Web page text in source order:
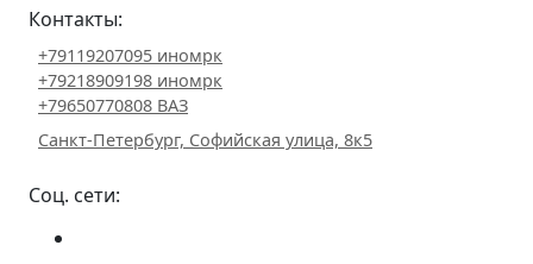
Контакты:
+79119207095 иномрк
+79218909198 иномрк
+79650770808 ВАЗ
Санкт-Петербург, Софийская улица, 8к5
Соц. сети: